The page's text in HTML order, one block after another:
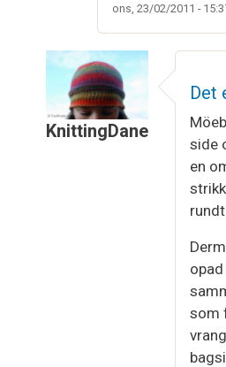
ons, 23/02/2011 -
KnittingDane
af
Det
side
en
rundt.
som